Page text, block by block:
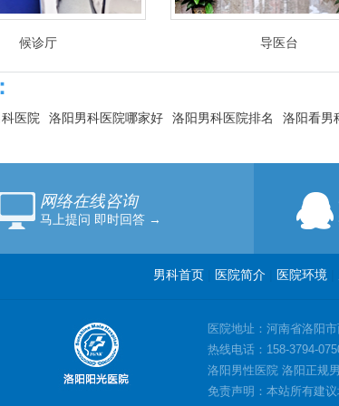
候诊厅 导医台
医院 洛阳男科医院哪家好 洛阳男科医院排名 洛阳看男
网络在线咨询
马上提问 即时回答 →
男科首页 医院简介 医院环境
医院地址：河南省洛阳
热线电话：158-3794-
洛阳男性医院 洛阳正规
免责声明：本站所有建